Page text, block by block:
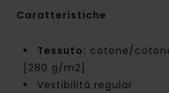
Caratteristiche
Tessuto: cotone/
[280 g/m2]
Vestibilità regular